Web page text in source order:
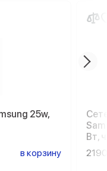
25w,
в корзину
Вт,